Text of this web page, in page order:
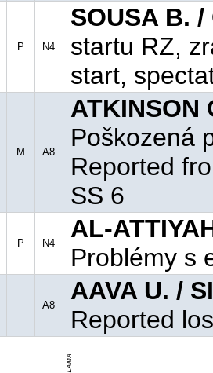
P N4
SOUSA B.
startu RZ,
start,
M A8
ATKINSON
Poškozená
Reported
SS 6
P N4
AL-
Problémy s
A8
AAVA U. /
Reported